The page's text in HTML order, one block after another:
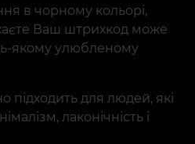
в чорному кольорі,
Ваш штрихкод може
якому улюбленому
підходить для людей, які
лаконічність і